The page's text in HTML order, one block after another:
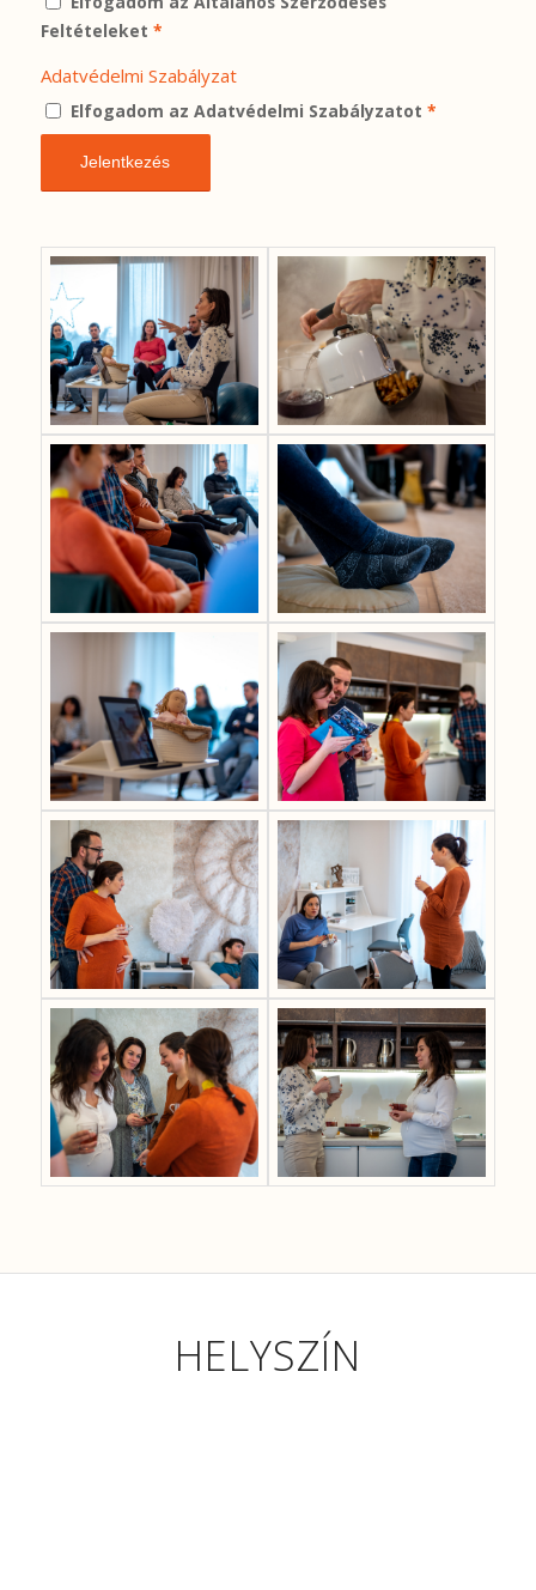
Feltételeket *
Adatvédelmi Szabályzat
Elfogadom az Adatvédelmi Szabályzatot *
HELYSZÍN